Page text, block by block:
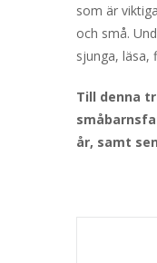
som är
och små.
sjunga, läsa,
Till denna
år, samt